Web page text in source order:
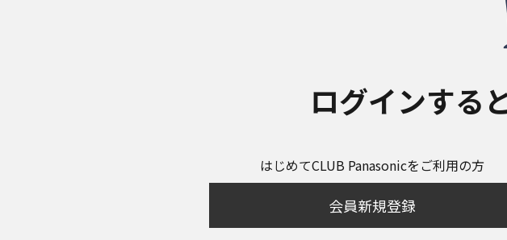
ログインする
はじめてCLUB Panasonicをご利用の方
会員新規登録